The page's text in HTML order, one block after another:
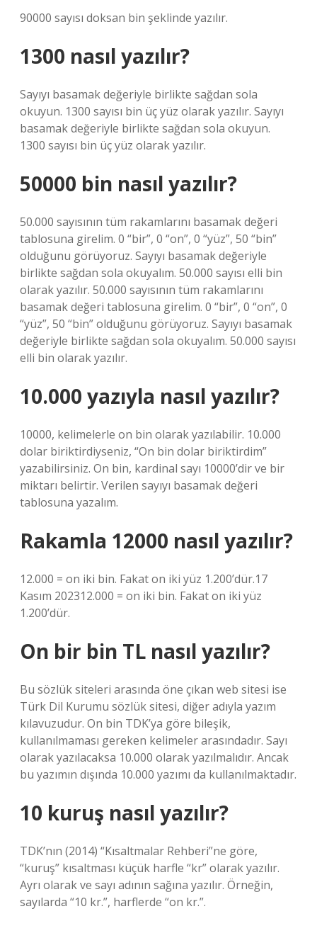
90000 sayısı doksan bin şeklinde yazılır.
1300 nasıl yazılır?
Sayıyı basamak değeriyle birlikte sağdan sola
okuyun. 1300 sayısı bin üç yüz olarak yazılır. Sayıyı
basamak değeriyle birlikte sağdan sola okuyun.
1300 sayısı bin üç yüz olarak yazılır.
50000 bin nasıl yazılır?
50.000 sayısının tüm rakamlarını basamak değeri
tablosuna girelim. 0 “bir”, 0 “on”, 0 “yüz”, 50 “bin”
olduğunu görüyoruz. Sayıyı basamak değeriyle
birlikte sağdan sola okuyalım. 50.000 sayısı elli bin
olarak yazılır. 50.000 sayısının tüm rakamlarını
basamak değeri tablosuna girelim. 0 “bir”, 0 “on”, 0
“yüz”, 50 “bin” olduğunu görüyoruz. Sayıyı basamak
değeriyle birlikte sağdan sola okuyalım. 50.000 sayısı
elli bin olarak yazılır.
10.000 yazıyla nasıl yazılır?
10000, kelimelerle on bin olarak yazılabilir. 10.000
dolar biriktirdiyseniz, “On bin dolar biriktirdim”
yazabilirsiniz. On bin, kardinal sayı 10000’dir ve bir
miktarı belirtir. Verilen sayıyı basamak değeri
tablosuna yazalım.
Rakamla 12000 nasıl yazılır?
12.000 = on iki bin. Fakat on iki yüz 1.200’dür.17
Kasım 202312.000 = on iki bin. Fakat on iki yüz
1.200’dür.
On bir bin TL nasıl yazılır?
Bu sözlük siteleri arasında öne çıkan web sitesi ise
Türk Dil Kurumu sözlük sitesi, diğer adıyla yazım
kılavuzudur. On bin TDK’ya göre bileşik,
kullanılmaması gereken kelimeler arasındadır. Sayı
olarak yazılacaksa 10.000 olarak yazılmalıdır. Ancak
bu yazımın dışında 10.000 yazımı da kullanılmaktadır.
10 kuruş nasıl yazılır?
TDK’nın (2014) “Kısaltmalar Rehberi”ne göre,
“kuruş” kısaltması küçük harfle “kr” olarak yazılır.
Ayrı olarak ve sayı adının sağına yazılır. Örneğin,
sayılarda “10 kr.”, harflerde “on kr.”.